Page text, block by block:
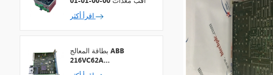
الأغراض العامة
بطاقة المعالج ABB
216VC62A
HESG324442R13